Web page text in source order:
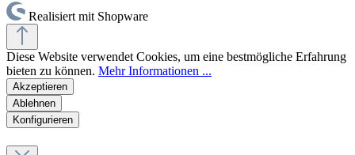
Realisiert mit Shopware
Diese Website verwendet Cookies, um eine bestmögliche Erfahrung
bieten zu können. Mehr Informationen ...
Akzeptieren
Ablehnen
Konfigurieren